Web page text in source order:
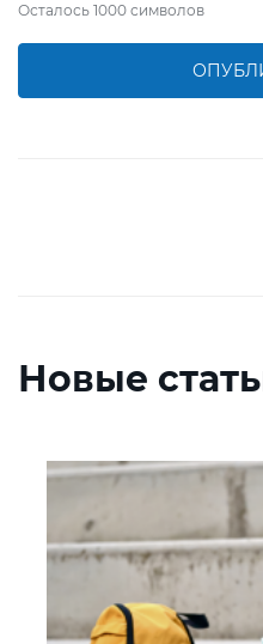
Осталось 1000 символов
Новые